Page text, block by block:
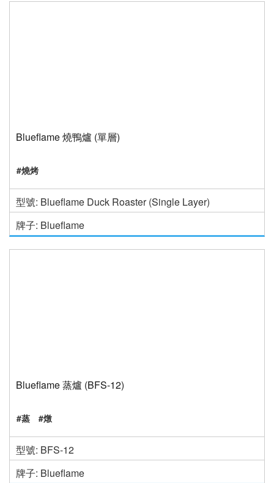
Blueflame 燒鴨爐 (單層)
#燒烤
型號: Blueflame Duck Roaster (Single Layer)
牌子: Blueflame
Blueflame 蒸爐 (BFS-12)
#蒸 #燉
型號: BFS-12
牌子: Blueflame